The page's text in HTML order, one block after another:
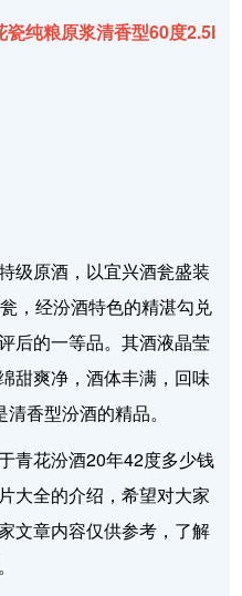
纯粮原浆清香型60度2.5l
级原酒，以宜兴酒瓮盛装
，经汾酒特色的精湛勾兑
后的一等品。其酒液晶莹
甜爽净，酒体丰满，回味
香型汾酒的精品。
青花汾酒20年42度多少钱
大全的介绍，希望对大家
文章内容仅供参考，了解